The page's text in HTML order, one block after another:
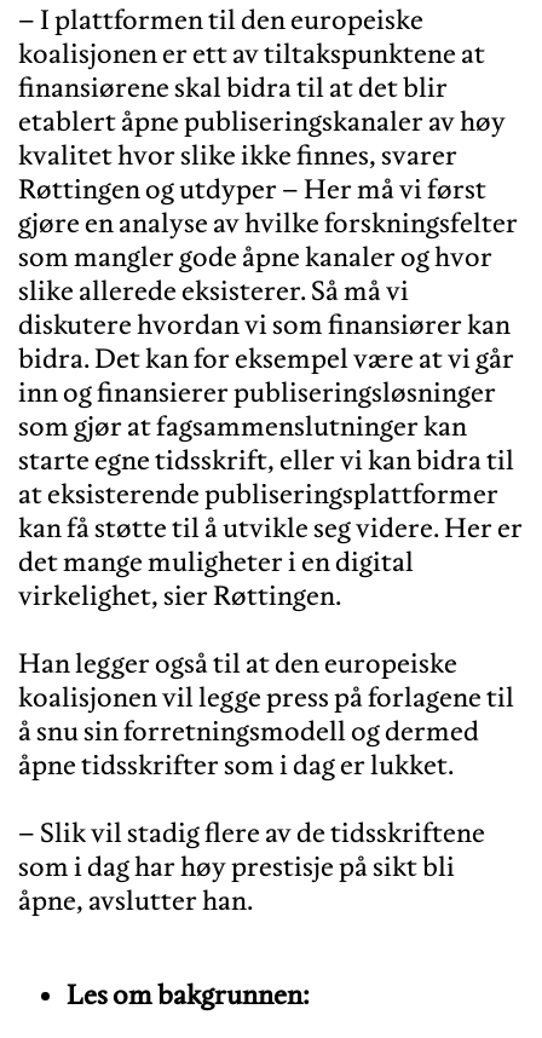
– I plattformen til den europeiske
koalisjonen er ett av tiltakspunktene at
finansiørene skal bidra til at det blir
etablert åpne publiseringskanaler av høy
kvalitet hvor slike ikke finnes, svarer
Røttingen og utdyper – Her må vi først
gjøre en analyse av hvilke forskningsfelter
som mangler gode åpne kanaler og hvor
slike allerede eksisterer. Så må vi
diskutere hvordan vi som finansiører kan
bidra. Det kan for eksempel være at vi går
inn og finansierer publiseringsløsninger
som gjør at fagsammenslutninger kan
starte egne tidsskrift, eller vi kan bidra til
at eksisterende publiseringsplattformer
kan få støtte til å utvikle seg videre. Her er
det mange muligheter i en digital
virkelighet, sier Røttingen.
Han legger også til at den europeiske
koalisjonen vil legge press på forlagene til
å snu sin forretningsmodell og dermed
åpne tidsskrifter som i dag er lukket.
– Slik vil stadig flere av de tidsskriftene
som i dag har høy prestisje på sikt bli
Les om bakgrunnen: